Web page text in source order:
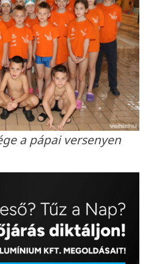
a pápai versenyen